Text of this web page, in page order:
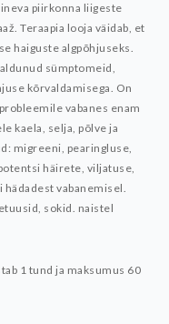
piirkonna liigeste
Teraapia looja väidab, et
haiguste algpõhjuseks.
sümptomeid,
kõrvaldamisega. On
vabanes enam
kaela, selja, põlve ja
migreeni, pearingluse,
häirete, viljatuse,
vabanemisel.
sokid. naistel
1 tund ja maksumus 60